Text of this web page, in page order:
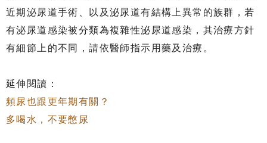
近期泌尿道手術、以及泌尿道有結構上異常的族群，若
有泌尿道感染被分類為複雜性泌尿道感染，其治療方針
有細節上的不同，請依醫師指示用藥及治療。
延伸閱讀：
頻尿也跟更年期有關？
多喝水，不要憋尿